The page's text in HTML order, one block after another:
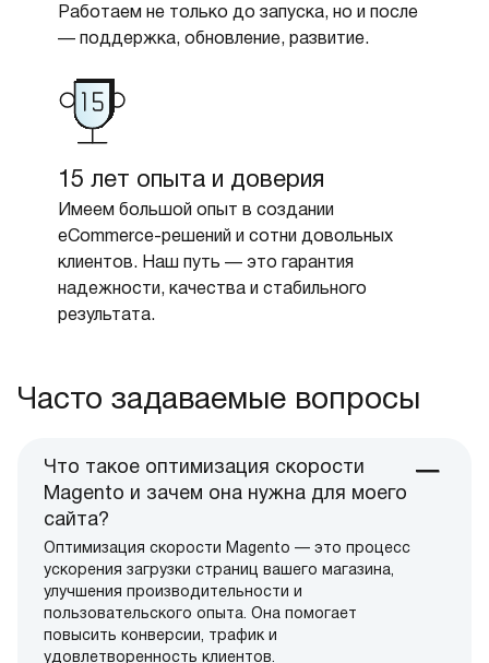
Работаем не только до запуска, но и после
— поддержка, обновление, развитие.
15 лет опыта и доверия
Имеем большой опыт в создании
eCommerce-решений и сотни довольных
клиентов. Наш путь — это гарантия
надежности, качества и стабильного
результата.
Часто задаваемые вопросы
Что такое оптимизация скорости
Magento и зачем она нужна для моего
сайта?
Оптимизация скорости Magento — это процесс
ускорения загрузки страниц вашего магазина,
улучшения производительности и
пользовательского опыта. Она помогает
повысить конверсии, трафик и
удовлетворенность клиентов.